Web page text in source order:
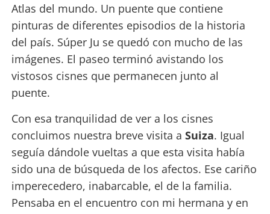
Atlas del mundo. Un puente que contiene
pinturas de diferentes episodios de la historia
del país. Súper Ju se quedó con mucho de las
imágenes. El paseo terminó avistando los
vistosos cisnes que permanecen junto al
puente.
Con esa tranquilidad de ver a los cisnes
concluimos nuestra breve visita a Suiza. Igual
seguía dándole vueltas a que esta visita había
sido una de búsqueda de los afectos. Ese cariño
imperecedero, inabarcable, el de la familia.
Pensaba en el encuentro con mi hermana y en